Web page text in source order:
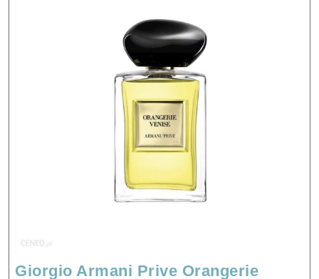
Giorgio Armani Prive Orangerie